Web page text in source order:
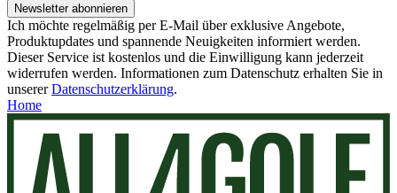
Newsletter abonnieren
Ich möchte regelmäßig per E-Mail über exklusive Angebote,
Produktupdates und spannende Neuigkeiten informiert werden.
Dieser Service ist kostenlos und die Einwilligung kann jederzeit
widerrufen werden. Informationen zum Datenschutz erhalten Sie in
unsererDatenschutzerklärung.
Home